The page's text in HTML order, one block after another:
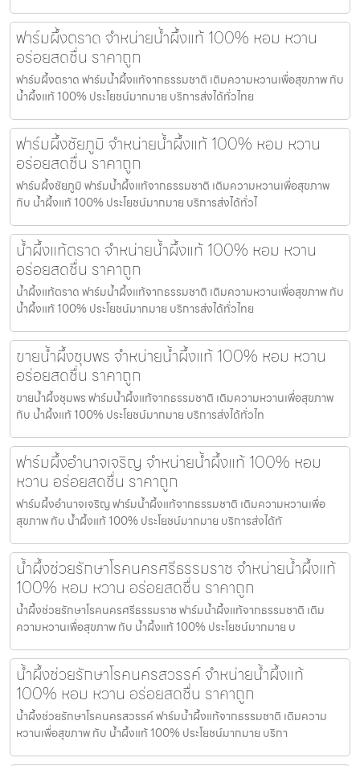
ฟาร์มผึ้งตราด จำหน่ายน้ำผึ้งแท้ 100% หอม หวาน
อร่อยสดชื่น ราคาถูก
ฟาร์มผึ้งตราด ฟาร์มน้ำผึ้งแท้จากธรรมชาติ เติมความหวานเพื่อสุขภาพ กับ
น้ำผึ้งแท้ 100% ประโยชน์มากมาย บริการส่งได้ทั่วไทย
ฟาร์มผึ้งชัยภูมิ จำหน่ายน้ำผึ้งแท้ 100% หอม หวาน
อร่อยสดชื่น ราคาถูก
ฟาร์มผึ้งชัยภูมิ ฟาร์มน้ำผึ้งแท้จากธรรมชาติ เติมความหวานเพื่อสุขภาพ
กับ น้ำผึ้งแท้ 100% ประโยชน์มากมาย บริการส่งได้ทั่วไ
น้ำผึ้งแท้ตราด จำหน่ายน้ำผึ้งแท้ 100% หอม หวาน
อร่อยสดชื่น ราคาถูก
น้ำผึ้งแท้ตราด ฟาร์มน้ำผึ้งแท้จากธรรมชาติ เติมความหวานเพื่อสุขภาพ กับ
น้ำผึ้งแท้ 100% ประโยชน์มากมาย บริการส่งได้ทั่วไทย
ขายน้ำผึ้งชุมพร จำหน่ายน้ำผึ้งแท้ 100% หอม หวาน
อร่อยสดชื่น ราคาถูก
ขายน้ำผึ้งชุมพร ฟาร์มน้ำผึ้งแท้จากธรรมชาติ เติมความหวานเพื่อสุขภาพ
กับ น้ำผึ้งแท้ 100% ประโยชน์มากมาย บริการส่งได้ทั่วไท
ฟาร์มผึ้งอำนาจเจริญ จำหน่ายน้ำผึ้งแท้ 100% หอม
หวาน อร่อยสดชื่น ราคาถูก
ฟาร์มผึ้งอำนาจเจริญ ฟาร์มน้ำผึ้งแท้จากธรรมชาติ เติมความหวานเพื่อ
สุขภาพ กับ น้ำผึ้งแท้ 100% ประโยชน์มากมาย บริการส่งได้ทั
น้ำผึ้งช่วยรักษาโรคนครศรีธรรมราช จำหน่ายน้ำผึ้งแท้
100% หอม หวาน อร่อยสดชื่น ราคาถูก
น้ำผึ้งช่วยรักษาโรคนครศรีธรรมราช ฟาร์มน้ำผึ้งแท้จากธรรมชาติ เติม
ความหวานเพื่อสุขภาพ กับ น้ำผึ้งแท้ 100% ประโยชน์มากมาย บ
น้ำผึ้งช่วยรักษาโรคนครสวรรค์ จำหน่ายน้ำผึ้งแท้
100% หอม หวาน อร่อยสดชื่น ราคาถูก
น้ำผึ้งช่วยรักษาโรคนครสวรรค์ ฟาร์มน้ำผึ้งแท้จากธรรมชาติ เติมความ
หวานเพื่อสุขภาพ กับ น้ำผึ้งแท้ 100% ประโยชน์มากมาย บริกา